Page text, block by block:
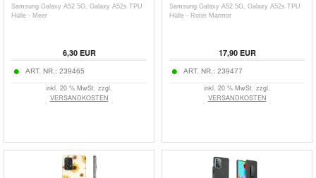
Samsung Galaxy A52 5G, Galaxy A52s TPU
Hülle - Meer
6,30EUR
ART. NR.: 239465
inkl. 20 % MwSt. zzgl.
VERSANDKOSTEN
Samsung Galaxy A52 5G, Galaxy A52s TPU
Hülle - Roter Marmor
17,90EUR
ART. NR.: 239477
inkl. 20 % MwSt. zzgl.
VERSANDKOSTEN